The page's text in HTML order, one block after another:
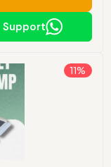
Support
11%